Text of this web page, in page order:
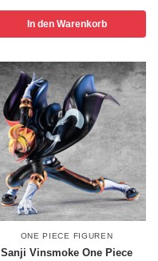
In den Warenkorb
ONE PIECE FIGUREN
Sanji Vinsmoke One Piece